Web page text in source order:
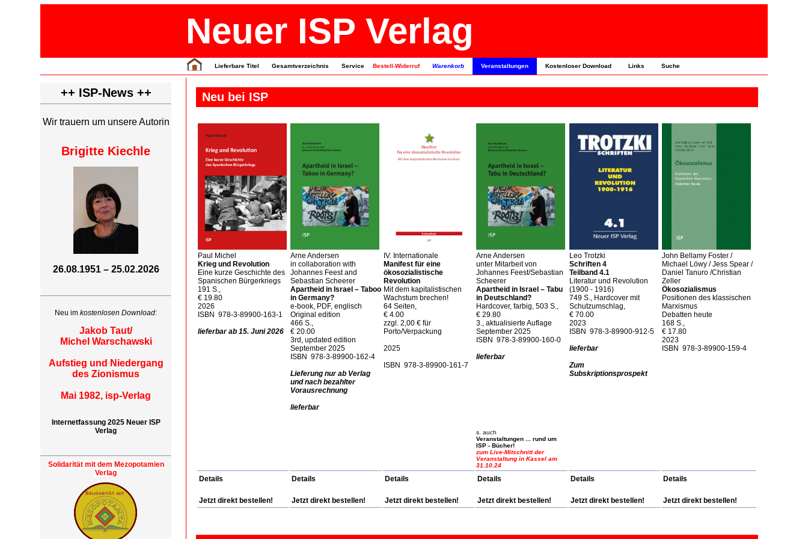
Neuer ISP Verlag
Lieferbare Titel Gesamtverzeichnis Service Bestell-Widerruf Warenkorb Veranstaltungen Kostenloser Download Links Suche
Neu bei ISP
Paul Michel
Krieg und Revolution
Eine kurze Geschichte des
Spanischen Bürgerkriegs
191 S.,
€ 19.80
2026
ISBN 978-3-89900-163-1
lieferbar ab 15. Juni 2026
Arne Andersen
in collaboration with
Johannes Feest and
Sebastian Scheerer
Apartheid in Israel – Taboo
in Germany?
e-book, PDF, englisch
Original edition
466 S.,
€ 20.00
3rd, updated edition
September 2025
ISBN 978-3-89900-162-4
Lieferung nur ab Verlag
und nach bezahlter
Vorausrechnung
lieferbar
IV. Internationale
Manifest für eine
ökosozialistische
Revolution
Mit dem kapitalistischen
Wachstum brechen!
64 Seiten,
€ 4.00
zzgl. 2,00 € für
Porto/Verpackung
2025
ISBN 978-3-89900-161-7
Arne Andersen
unter Mitarbeit von
Johannes Feest/Sebastian
Scheerer
Apartheid in Israel – Tabu
in Deutschland?
Hardcover, farbig, 503 S.,
€ 29.80
3., aktualisierte Auflage
September 2025
ISBN 978-3-89900-160-0
lieferbar
Leo Trotzki
Schriften 4
Teilband 4.1
Literatur und Revolution
(1900 - 1916)
749 S., Hardcover mit
Schutzumschlag,
€ 70.00
2023
ISBN 978-3-89900-912-5
lieferbar
Zum
Subskriptionsprospekt
John Bellamy Foster /
Michael Löwy / Jess Spear /
Daniel Tanuro /Christian
Zeller
Ökosozialismus
Positionen des klassischen
Marxismus
Debatten heute
168 S.,
€ 17.80
2023
ISBN 978-3-89900-159-4
s. auch
Veranstaltungen ... rund um
ISP - Bücher!
zum Live-Mitschnitt der
Veranstaltung in Kassel am
31.10.24
Details
Jetzt direkt bestellen!
Details
Jetzt direkt bestellen!
Details
Jetzt direkt bestellen!
Details
Jetzt direkt bestellen!
Details
Jetzt direkt bestellen!
Details
Jetzt direkt bestellen!
++ ISP-News ++
Wir trauern um unsere Autorin
Brigitte Kiechle
26.08.1951 – 25.02.2026
Neu imkostenlosen Download:
Jakob Taut/
Michel Warschawski
Aufstieg und Niedergang
des Zionismus
Mai 1982, isp-Verlag
Internetfassung 2025 Neuer ISP
Verlag
Solidarität mit dem Mezopotamien
Verlag